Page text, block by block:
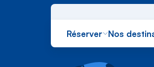
Réserver Nos